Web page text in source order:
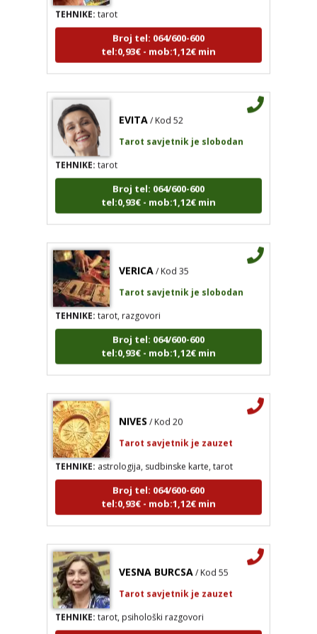
Broj tel: 064/600-600
tel:0,93€ - mob:1,12€ min
EVITA
Tarot savjetnik je slobodan
TEHNIKE:tarot
Broj tel: 064/600-600
tel:0,93€ - mob:1,12€ min
VERICA
Tarot savjetnik je slobodan
TEHNIKE:tarot, razgovori
Broj tel: 064/600-600
tel:0,93€ - mob:1,12€ min
NIVES
Tarot savjetnik je zauzet
TEHNIKE:astrologija, sudbinske karte, tarot
Broj tel: 064/600-600
tel:0,93€ - mob:1,12€ min
VESNA BURCSA
Tarot savjetnik je zauzet
TEHNIKE:tarot, psihološki razgovori
Broj tel: 064/600-600
NIVES
Tarot savjetnik je zauzet
TEHNIKE:astrologija, sudbinske karte, tarot
Broj tel: 064/600-600